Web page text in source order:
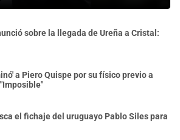
sobre la llegada de Ureña a Cristal:
a Piero Quispe por su físico previo a
el fichaje del uruguayo Pablo Siles para